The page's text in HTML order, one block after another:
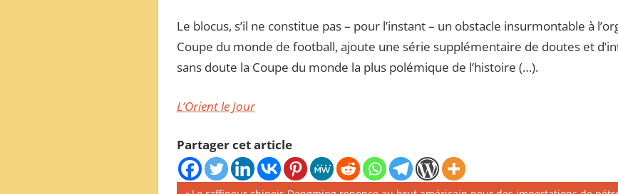
Le blocus, s’il ne constitue pas – pour l’instant – un obstacle insurmontable à
Coupe du monde de football, ajoute une série supplémentaire de doutes et
sans doute la Coupe du monde la plus polémique de l’histoire (…).
L’Orient le Jour
Partager cet article